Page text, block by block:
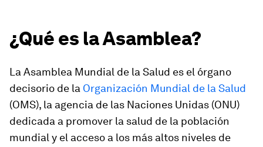
¿Qué es la Asamblea?
La Asamblea Mundial de la Salud es el órgano
decisorio de la Organización Mundial de la Salud
(OMS), la agencia de las Naciones Unidas (ONU)
dedicada a promover la salud de la población
mundial y el acceso a los más altos niveles de